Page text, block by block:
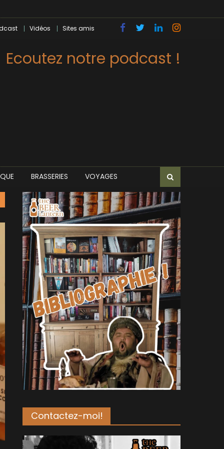
Vidéos Sites amis
Ecoutez notre podcast !
BRASSERIES VOYAGES
Contactez-moi!